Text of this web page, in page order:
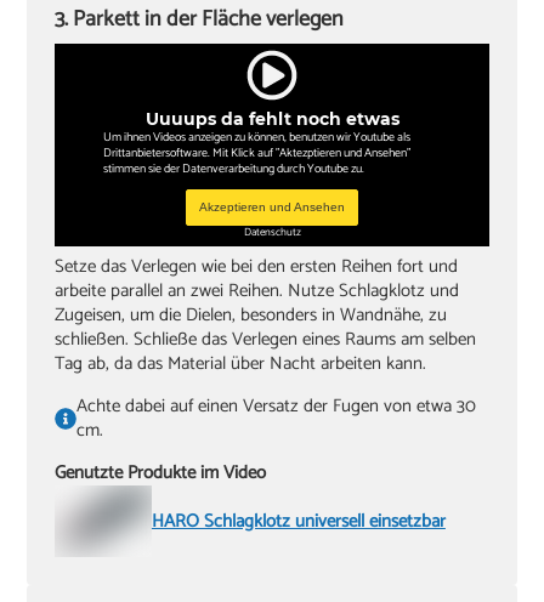
Uuuups da fehlt noch etwas
Um ihnen Videos anzeigen zu können, benutzen wir Youtube als
Drittanbietersoftware. Mit Klick auf "Aktezptieren und Ansehen"
stimmen sie der Datenverarbeitung durch Youtube zu.
Akzeptieren und Ansehen
Datenschutz
3. Parkett in der Fläche verlegen
Setze das Verlegen wie bei den ersten Reihen fort und
arbeite parallel an zwei Reihen. Nutze Schlagklotz und
Zugeisen, um die Dielen, besonders in Wandnähe, zu
schließen. Schließe das Verlegen eines Raums am selben
Tag ab, da das Material über Nacht arbeiten kann.
Achte dabei auf einen Versatz der Fugen von etwa 30
cm.
Genutzte Produkte im Video
HARO Schlagklotz universell einsetzbar